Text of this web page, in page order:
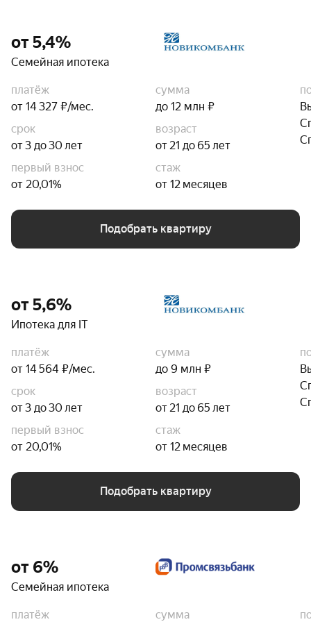
от 5,4%
Семейная ипотека
платёж
от 14 327 ₽/мес.
сумма
до 12 млн ₽
срок
от 3 до 30 лет
возраст
от 21 до 65 лет
первый взнос
от 20,01%
стаж
от 12 месяцев
Подобрать квартиру
от 5,6%
Ипотека для IT
платёж
от 14 564 ₽/мес.
сумма
до 9 млн ₽
срок
от 3 до 30 лет
возраст
от 21 до 65 лет
первый взнос
от 20,01%
стаж
от 12 месяцев
Подобрать квартиру
от 6%
Семейная ипотека
платёж
сумма